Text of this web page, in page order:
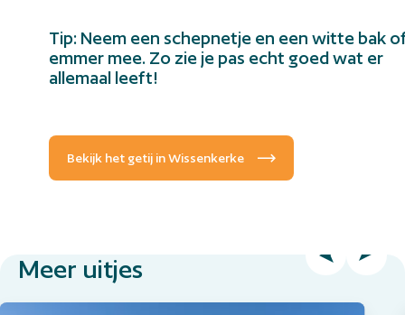
Tip: Neem een schepnetje en een witte bak
emmer mee. Zo zie je pas echt goed wat er
allemaal leeft!
Bekijk het getij in Wissenkerke
Meer uitjes